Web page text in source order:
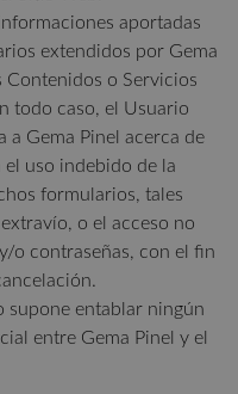
aportadas
extendidos por Gema
Contenidos o Servicios
todo caso, el Usuario
a Gema Pinel acerca de
uso indebido de la
formularios, tales
o el acceso no
o contraseñas, con el fin
supone entablar ningún
entre Gema Pinel y el